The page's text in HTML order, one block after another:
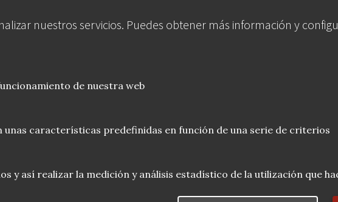
nuestros servicios. Puedes obtener más información y
de nuestra web
unas características predefinidas en función de una serie de criterios
y así realizar la medición y análisis estadístico de la utilización que